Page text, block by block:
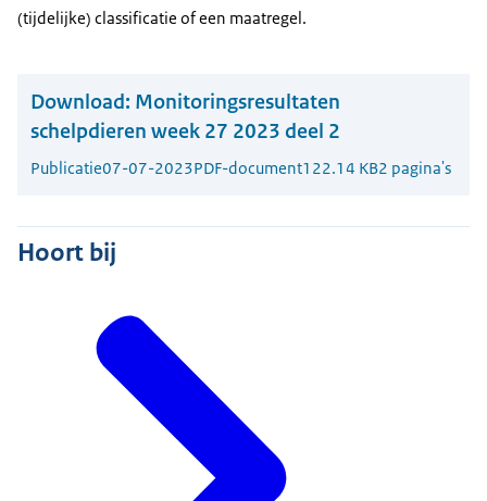
(tijdelijke) classificatie of een maatregel.
Download: Monitoringsresultaten
schelpdieren week 27 2023 deel 2
Publicatie07-07-2023PDF-document122.14 KB2 pagina's
Hoort bij